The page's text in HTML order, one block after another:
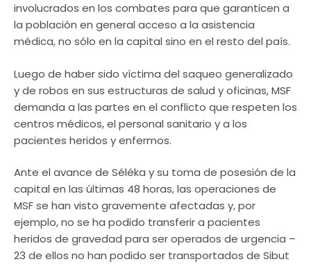
involucrados en los combates para que garanticen a
la población en general acceso a la asistencia
médica, no sólo en la capital sino en el resto del país.
Luego de haber sido víctima del saqueo generalizado
y de robos en sus estructuras de salud y oficinas, MSF
demanda a las partes en el conflicto que respeten los
centros médicos, el personal sanitario y a los
pacientes heridos y enfermos.
Ante el avance de Séléka y su toma de posesión de la
capital en las últimas 48 horas, las operaciones de
MSF se han visto gravemente afectadas y, por
ejemplo, no se ha podido transferir a pacientes
heridos de gravedad para ser operados de urgencia –
23 de ellos no han podido ser transportados de Sibut